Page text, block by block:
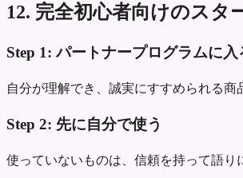
12. 完全初心者向けのスタ
Step 1: パートナープログラムに入
自分が理解でき、誠実にすすめられる商
Step 2: 先に自分で使う
使っていないものは、信頼を持って語り